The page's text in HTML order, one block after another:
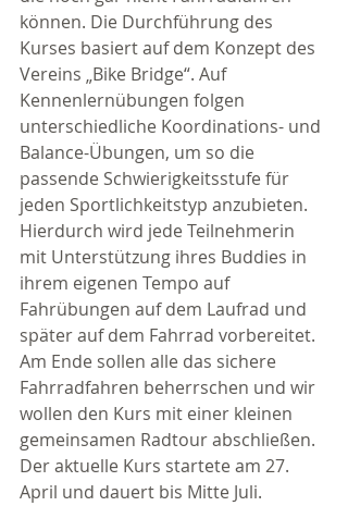
können. Die Durchführung des
Kurses basiert auf dem Konzept des
Vereins „Bike Bridge“. Auf
Kennenlernübungen folgen
unterschiedliche Koordinations- und
Balance-Übungen, um so die
passende Schwierigkeitsstufe für
jeden Sportlichkeitstyp anzubieten.
Hierdurch wird jede Teilnehmerin
mit Unterstützung ihres Buddies in
ihrem eigenen Tempo auf
Fahrübungen auf dem Laufrad und
später auf dem Fahrrad vorbereitet.
Am Ende sollen alle das sichere
Fahrradfahren beherrschen und wir
wollen den Kurs mit einer kleinen
gemeinsamen Radtour abschließen.
Der aktuelle Kurs startete am 27.
April und dauert bis Mitte Juli.